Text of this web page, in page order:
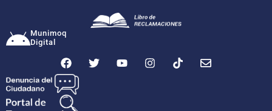
Munimoq
Digital